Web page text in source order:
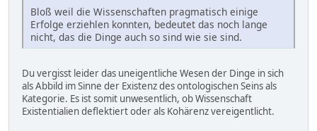
Bloß weil die Wissenschaften pragmatisch einige
Erfolge erziehlen konnten, bedeutet das noch lange
nicht, das die Dinge auch so sind wie sie sind.
Du vergisst leider das uneigentliche Wesen der Dinge in sich
als Abbild im Sinne der Existenz des ontologischen Seins als
Kategorie. Es ist somit unwesentlich, ob Wissenschaft
Existentialien deflektiert oder als Kohärenz vereigentlicht.